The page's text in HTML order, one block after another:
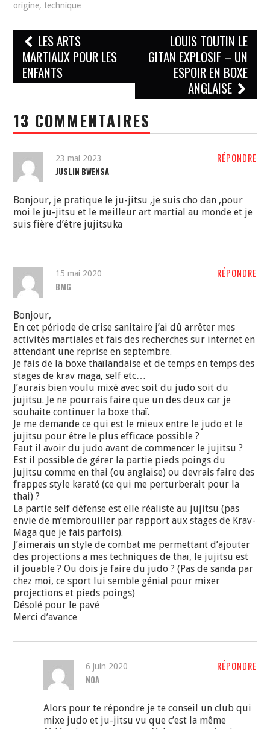
origine, technique
Navigation
des
articles
LES ARTS
MARTIAUX POUR LES
ENFANTS
LOUIS TOUTIN LE
GITAN EXPLOSIF – UN
ESPOIR EN BOXE
ANGLAISE
13 COMMENTAIRES
RÉPONDRE
23 mai 2023
JUSLIN BWENSA
Bonjour, je pratique le ju-jitsu ,je suis cho dan ,pour
moi le ju-jitsu et le meilleur art martial au monde et je
suis fière d’être jujitsuka
RÉPONDRE
15 mai 2020
BMG
Bonjour,
En cet période de crise sanitaire j’ai dû arrêter mes
activités martiales et fais des recherches sur internet en
attendant une reprise en septembre.
Je fais de la boxe thaïlandaise et de temps en temps des
stages de krav maga, self etc…
J’aurais bien voulu mixé avec soit du judo soit du
jujitsu. Je ne pourrais faire que un des deux car je
souhaite continuer la boxe thaï.
Je me demande ce qui est le mieux entre le judo et le
jujitsu pour être le plus efficace possible ?
Faut il avoir du judo avant de commencer le jujitsu ?
Est il possible de gérer la partie pieds poings du
jujitsu comme en thai (ou anglaise) ou devrais faire des
frappes style karaté (ce qui me perturberait pour la
thai) ?
La partie self défense est elle réaliste au jujitsu (pas
envie de m’embrouiller par rapport aux stages de Krav-
Maga que je fais parfois).
J’aimerais un style de combat me permettant d’ajouter
des projections a mes techniques de thaï, le jujitsu est
il jouable ? Ou dois je faire du judo ? (Pas de sanda par
chez moi, ce sport lui semble génial pour mixer
projections et pieds poings)
Désolé pour le pavé
Merci d’avance
RÉPONDRE
6 juin 2020
NOA
Alors pour te répondre je te conseil un club qui
mixe judo et ju-jitsu vu que c’est la même